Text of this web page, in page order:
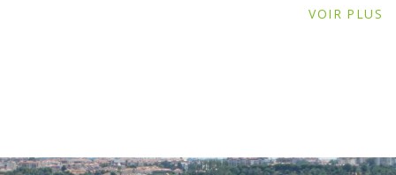
VOIR PLUS